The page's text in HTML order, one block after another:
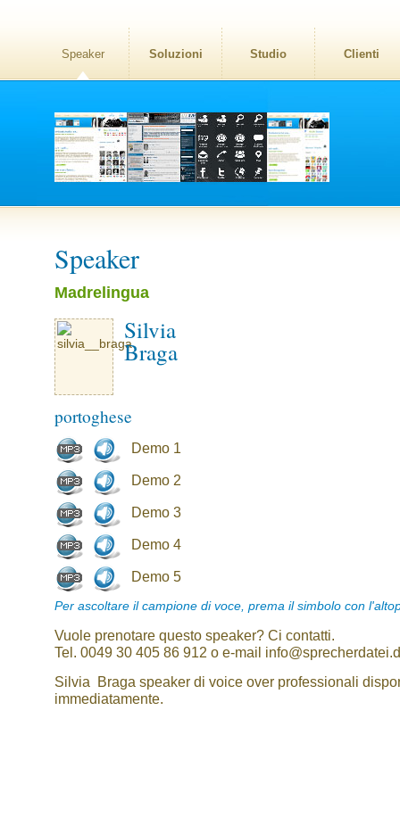
Speaker Soluzioni Studio Clienti
Speaker
Madrelingua
Silvia
Braga
portoghese
Demo 1
Demo 2
Demo 3
Demo 4
Demo 5
Per ascoltare il campione di voce, prema il simbolo con
Vuole prenotare questo speaker? Ci contatti.
Tel. 0049 30 405 86 912 o e-mail
Silvia Braga speaker di voice over professionali
immediatamente.